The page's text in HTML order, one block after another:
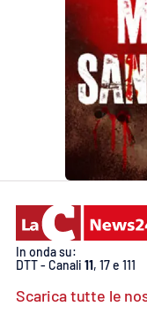
In onda su:
DTT - Canali 11, 17 e 111
Scarica tutte le